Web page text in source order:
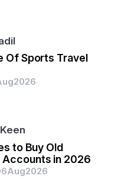
Of Sports Travel
2026
to Buy Old
Accounts in 2026
Aug2026